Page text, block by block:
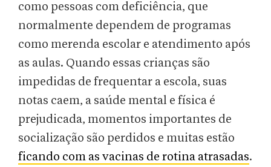
como pessoas com deficiência, que
normalmente dependem de programas
como merenda escolar e atendimento após
as aulas. Quando essas crianças são
impedidas de frequentar a escola, suas
notas caem, a saúde mental e física é
prejudicada, momentos importantes de
socialização são perdidos e muitas estão
ficando com as vacinas de rotina atrasadas.